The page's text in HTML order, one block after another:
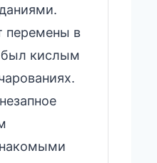
перемены в
был кислым